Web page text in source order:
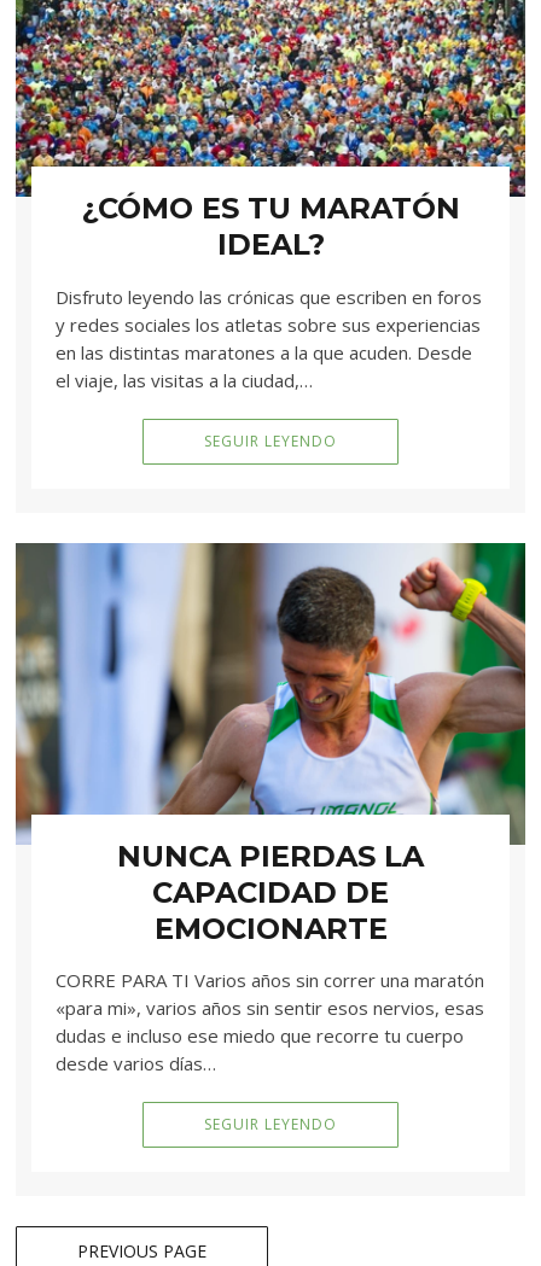
¿CÓMO ES TU MARATÓN
IDEAL?
Disfruto leyendo las crónicas que escriben en foros
y redes sociales los atletas sobre sus experiencias
en las distintas maratones a la que acuden. Desde
el viaje, las visitas a la ciudad,…
SEGUIR LEYENDO
NUNCA PIERDAS LA
CAPACIDAD DE
EMOCIONARTE
CORRE PARA TI Varios años sin correr una maratón
«para mi», varios años sin sentir esos nervios, esas
dudas e incluso ese miedo que recorre tu cuerpo
desde varios días…
SEGUIR LEYENDO
Navegación
PREVIOUS PAGE